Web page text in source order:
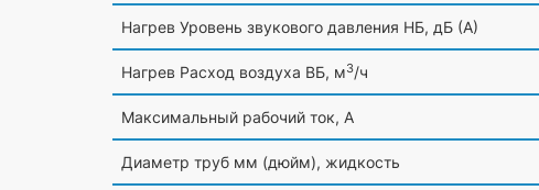
Нагрев Уровень звукового давления НБ, дБ (А)
Нагрев Расход воздуха ВБ, м3/ч
Максимальный рабочий ток, А
Диаметр труб мм (дюйм), жидкость